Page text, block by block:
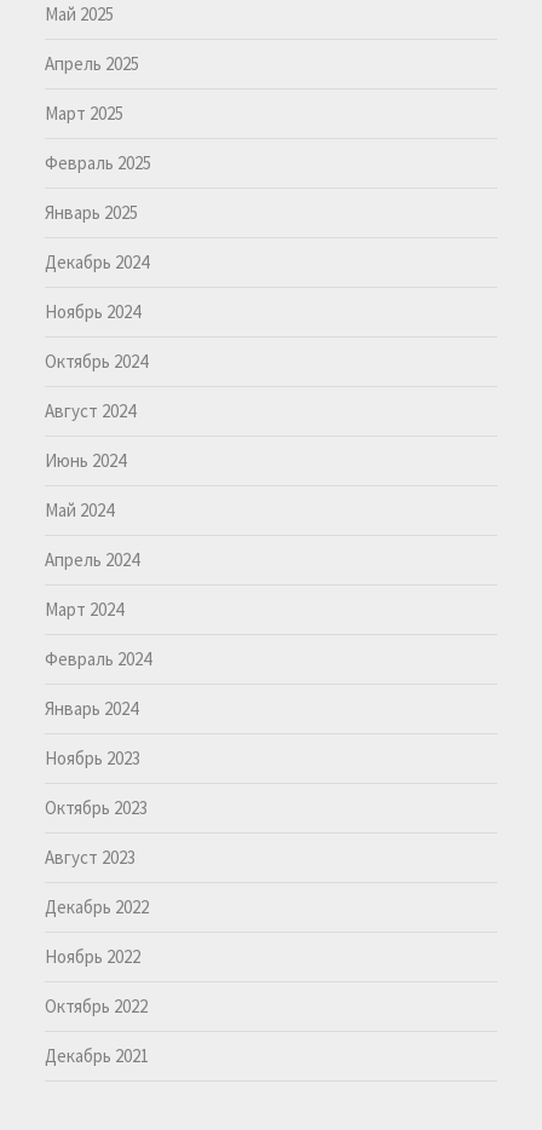
Май 2025
Апрель 2025
Март 2025
Февраль 2025
Январь 2025
Декабрь 2024
Ноябрь 2024
Октябрь 2024
Август 2024
Июнь 2024
Май 2024
Апрель 2024
Март 2024
Февраль 2024
Январь 2024
Ноябрь 2023
Октябрь 2023
Август 2023
Декабрь 2022
Ноябрь 2022
Октябрь 2022
Декабрь 2021